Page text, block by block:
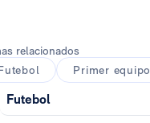
relacionados
Primer equipo
Futebol